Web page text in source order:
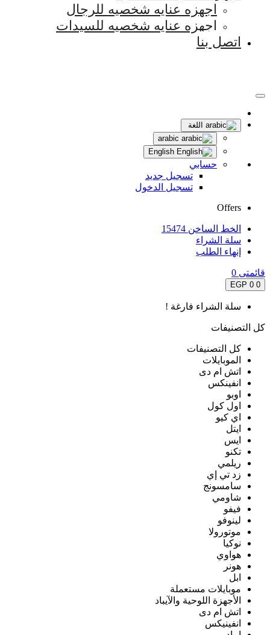
اجهزه عنايه شخصيه للرجال
اجهزه عنايه شخصيه للسيدات
اتصل بنا
اللغة
حسابي
تسجيل جديد
تسجيل الدخول
Offers
الخط الساخن 15474
سلة الشراء
إنهاء الطلب
قائمتى 0
0
0 EGP
سلة الشراء فارغة !
كل التصنيفات
كل التصنيفات
الموبايلات
اتش ام دى
انفينكس
اوبو
اول كول
اي كيو
ايتل
ايس
تكنو
ريلمي
زد تي إي
سامسونج
شاومي
فيفو
لينوفو
موتورولا
نوكيا
هواوي
هونر
ابل
موبايلات مستعملة
الأجهزة اللوحية والآيباد
اتش ام دى
انفينيكس